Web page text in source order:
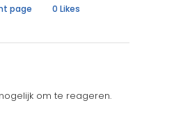
page 0 Likes
om te reageren.